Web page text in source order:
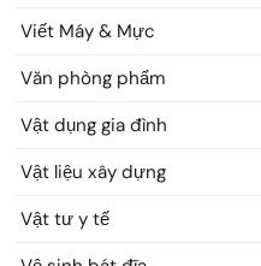
Viết Máy & Mực
Văn phòng phẩm
Vật dụng gia đình
Vật liệu xây dựng
Vật tư y tế